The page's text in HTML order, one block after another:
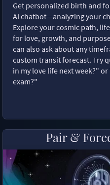
Get personalized birth and
AI chatbot—analyzing your
Explore your cosmic path,
for love, growth, and
can also ask about any
custom transit forecast. Try
in my love life next week?"
exam?"
Pair &